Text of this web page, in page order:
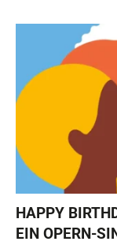
HAPPY
EIN OPERN-